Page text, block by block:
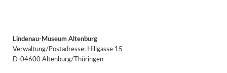
Lindenau-Museum Altenburg
Verwaltung/Postadresse: Hillgasse 15
D-04600 Altenburg/Thüringen